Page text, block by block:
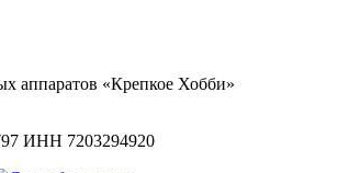
аппаратов «Крепкое Хобби»
ИНН 7203294920